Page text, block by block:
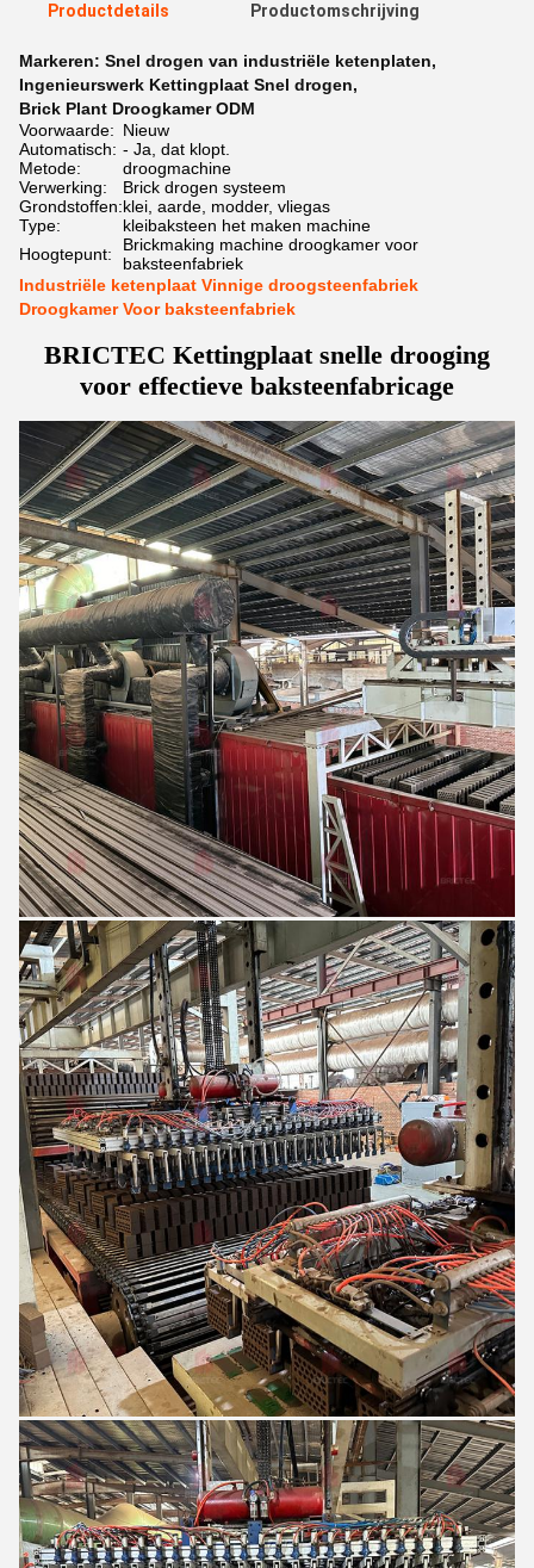
Productdetails Productomschrijving
Markeren: Snel drogen van industriële ketenplaten,
Ingenieurswerk Kettingplaat Snel drogen,
Brick Plant Droogkamer ODM
Voorwaarde: Nieuw
Automatisch: - Ja, dat klopt.
Metode:
droogmachine
Verwerking:
Brick drogen systeem
Grondstoffen:klei, aarde, modder, vliegas
Type:
kleibaksteen het maken machine
Hoogtepunt:
Brickmaking machine droogkamer voor
baksteenfabriek
Industriële ketenplaat Vinnige droogsteenfabriek
Droogkamer Voor baksteenfabriek
BRICTEC Kettingplaat snelle drooging
voor effectieve baksteenfabricage